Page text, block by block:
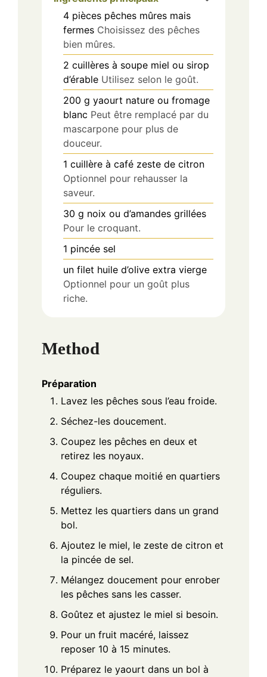
4 pièces pêches mûres mais
fermes Choisissez des pêches
bien mûres.
2 cuillères à soupe miel ou sirop
d’érable Utilisez selon le goût.
200 g yaourt nature ou fromage
blanc Peut être remplacé par du
mascarpone pour plus de
douceur.
1 cuillère à café zeste de citron
Optionnel pour rehausser la
saveur.
30 g noix ou d’amandes grillées
Pour le croquant.
1 pincée sel
un filet huile d’olive extra vierge
Optionnel pour un goût plus
riche.
Method
Préparation
Lavez les pêches sous l’eau froide.
Séchez-les doucement.
Coupez les pêches en deux et
retirez les noyaux.
Coupez chaque moitié en quartiers
réguliers.
Mettez les quartiers dans un grand
bol.
Ajoutez le miel, le zeste de citron et
la pincée de sel.
Mélangez doucement pour enrober
les pêches sans les casser.
Goûtez et ajustez le miel si besoin.
Pour un fruit macéré, laissez
reposer 10 à 15 minutes.
Préparez le yaourt dans un bol à